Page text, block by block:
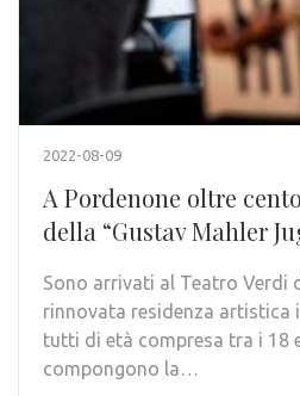
2022-08-09
A Pordenone oltre
della “Gustav Mahler
Sono arrivati al Teatro Verdi
rinnovata residenza artistica
tutti di età compresa tra i 18
compongono la…